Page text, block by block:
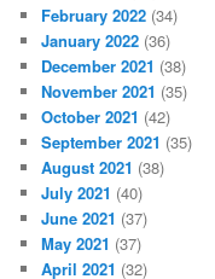
February 2022 (34)
January 2022 (36)
December 2021 (38)
November 2021 (35)
October 2021 (42)
September 2021 (35)
August 2021 (38)
July 2021 (40)
June 2021 (37)
May 2021 (37)
April 2021 (32)